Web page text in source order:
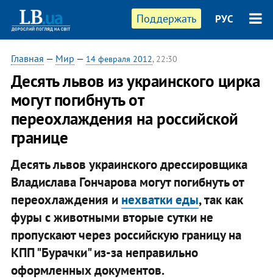
Поддержать РУС
Главная — Мир — 14 февраля 2012, 22:30
Десять львов из украинского цирка
могут погибнуть от
переохлаждения на российской
границе
Десять львов украинского дрессировщика
Владислава Гончарова могут погибнуть от
переохлаждения и нехватки еды, так как
фуры с животными вторые сутки не
пропускают через российскую границу на
КПП "Бурачки" из-за неправильно
оформленных документов.